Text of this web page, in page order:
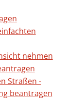
nehmen
Straßen -
beantragen